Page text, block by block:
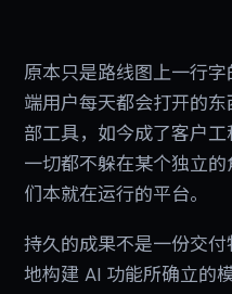
原本只是路线图上一行
端用户每天都会打开的
部工具，如今成了客户
一切都不躲在某个独立
们本就在运行的平台。
持久的成果不是一份交
地构建 AI 功能所确立的